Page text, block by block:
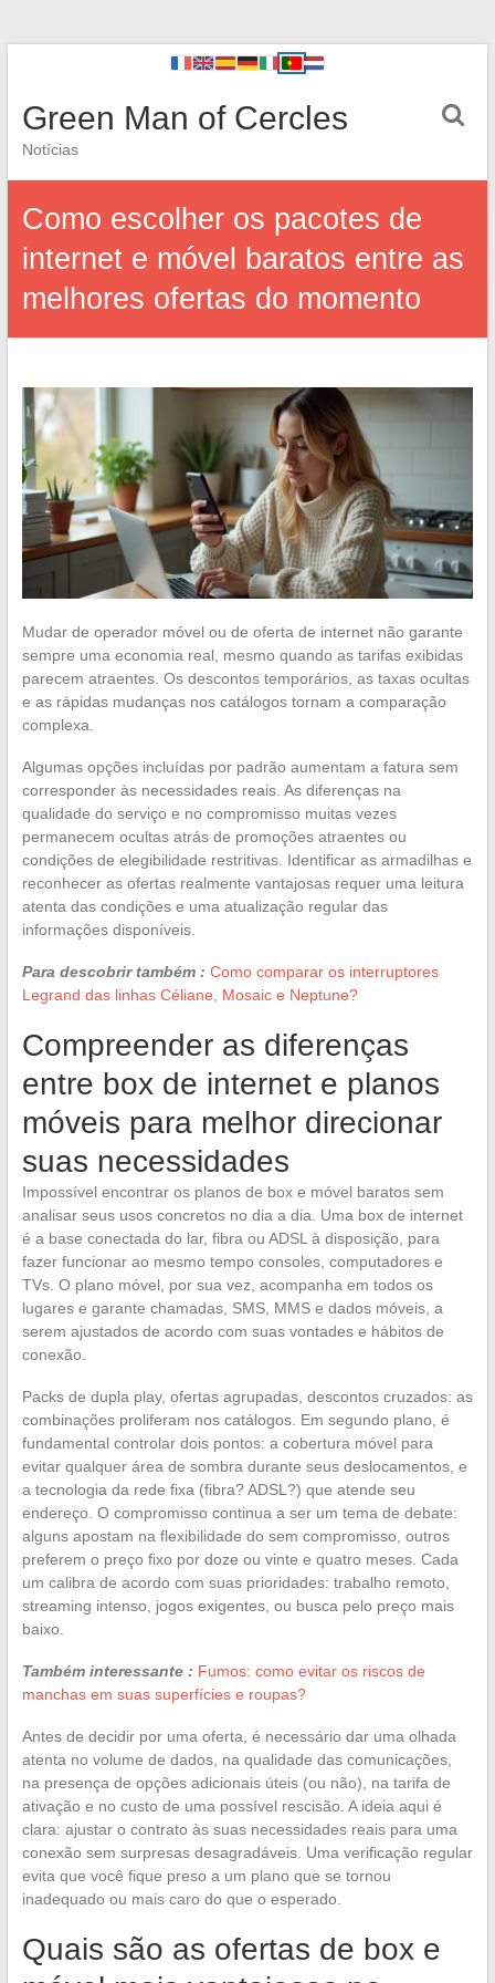
Green Man of Cercles
Notícias
Como escolher os pacotes de
internet e móvel baratos entre as
melhores ofertas do momento
Mudar de operador móvel ou de oferta de internet não garante
sempre uma economia real, mesmo quando as tarifas exibidas
parecem atraentes. Os descontos temporários, as taxas ocultas
e as rápidas mudanças nos catálogos tornam a comparação
complexa.
Algumas opções incluídas por padrão aumentam a fatura sem
corresponder às necessidades reais. As diferenças na
qualidade do serviço e no compromisso muitas vezes
permanecem ocultas atrás de promoções atraentes ou
condições de elegibilidade restritivas. Identificar as armadilhas e
reconhecer as ofertas realmente vantajosas requer uma leitura
atenta das condições e uma atualização regular das
informações disponíveis.
Para descobrir também : Como comparar os interruptores
Legrand das linhas Céliane, Mosaic e Neptune?
Compreender as diferenças
entre box de internet e planos
móveis para melhor direcionar
suas necessidades
Impossível encontrar os planos de box e móvel baratos sem
analisar seus usos concretos no dia a dia. Uma box de internet
é a base conectada do lar, fibra ou ADSL à disposição, para
fazer funcionar ao mesmo tempo consoles, computadores e
TVs. O plano móvel, por sua vez, acompanha em todos os
lugares e garante chamadas, SMS, MMS e dados móveis, a
serem ajustados de acordo com suas vontades e hábitos de
conexão.
Packs de dupla play, ofertas agrupadas, descontos cruzados: as
combinações proliferam nos catálogos. Em segundo plano, é
fundamental controlar dois pontos: a cobertura móvel para
evitar qualquer área de sombra durante seus deslocamentos, e
a tecnologia da rede fixa (fibra? ADSL?) que atende seu
endereço. O compromisso continua a ser um tema de debate:
alguns apostam na flexibilidade do sem compromisso, outros
preferem o preço fixo por doze ou vinte e quatro meses. Cada
um calibra de acordo com suas prioridades: trabalho remoto,
streaming intenso, jogos exigentes, ou busca pelo preço mais
baixo.
Também interessante : Fumos: como evitar os riscos de
manchas em suas superfícies e roupas?
Antes de decidir por uma oferta, é necessário dar uma olhada
atenta no volume de dados, na qualidade das comunicações,
na presença de opções adicionais úteis (ou não), na tarifa de
ativação e no custo de uma possível rescisão. A ideia aqui é
clara: ajustar o contrato às suas necessidades reais para uma
conexão sem surpresas desagradáveis. Uma verificação regular
evita que você fique preso a um plano que se tornou
inadequado ou mais caro do que o esperado.
Quais são as ofertas de box e